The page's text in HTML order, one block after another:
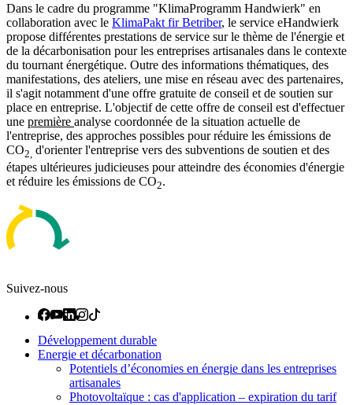
Dans le cadre du programme "KlimaProgramm Handwierk" en
collaboration avec le KlimaPakt fir Betriber, le service eHandwierk
propose différentes prestations de service sur le thème de l'énergie et
de la décarbonisation pour les entreprises artisanales dans le contexte
du tournant énergétique. Outre des informations thématiques, des
manifestations, des ateliers, une mise en réseau avec des partenaires,
il s'agit notamment d'une offre gratuite de conseil et de soutien sur
place en entreprise. L'objectif de cette offre de conseil est d'effectuer
une première analyse coordonnée de la situation actuelle de
l'entreprise, des approches possibles pour réduire les émissions de
CO2, d'orienter l'entreprise vers des subventions de soutien et des
étapes ultérieures judicieuses pour atteindre des économies d'énergie
et réduire les émissions de CO2.
Suivez-nous
Développement durable
Energie et décarbonation
Potentiels d’économies en énergie dans les entreprises
artisanales
Photovoltaïque : cas d'application – expiration du tarif